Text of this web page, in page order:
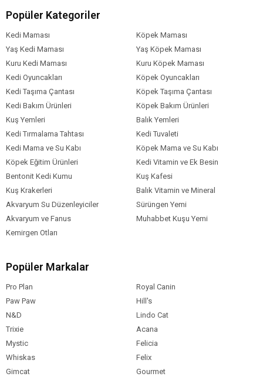
Kedi Maması
İçerik
Tavuk
Kedi Maması
Paket Boyutu
Kedi Irk Özelliği Tümüne Uygun
Popüler Kategoriler
Kedi Maması
Köpek Maması
Yaş Kedi Maması
Yaş Köpek Maması
Kuru Kedi Maması
Kuru Köpek Maması
Kedi Oyuncakları
Köpek Oyuncakları
Kedi Taşıma Çantası
Köpek Taşıma Çantası
Kedi Bakım Ürünleri
Köpek Bakım Ürünleri
Kuş Yemleri
Balık Yemleri
Kedi Tırmalama Tahtası
Kedi Tuvaleti
Kedi Mama ve Su Kabı
Köpek Mama ve Su Kabı
Köpek Eğitim Ürünleri
Kedi Vitamin ve Ek Besin
Bentonit Kedi Kumu
Kuş Kafesi
Kuş Krakerleri
Balık Vitamin ve Mineral
Akvaryum Su Düzenleyiciler
Sürüngen Yemi
Akvaryum ve Fanus
Muhabbet Kuşu Yemi
Kemirgen Otları
Popüler Markalar
Pro Plan
Royal Canin
Paw Paw
Hill's
N&D
Lindo Cat
Trixie
Acana
Mystic
Felicia
Whiskas
Felix
Gimcat
Gourmet